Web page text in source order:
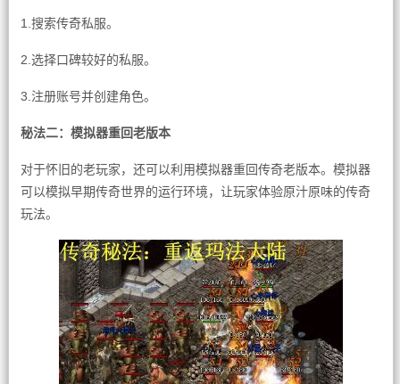
1.搜索传奇私服。
2.选择口碑较好的私服。
3.注册账号并创建角色。
秘法二：模拟器重回老版本
对于怀旧的老玩家，还可以利用模拟器重回传奇老版本。模拟器
可以模拟早期传奇世界的运行环境，让玩家体验原汁原味的传奇
玩法。